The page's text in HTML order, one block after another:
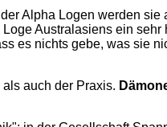
Alpha Logen werden
Australasiens ein
es nichts gebe, was sie
auch der Praxis.